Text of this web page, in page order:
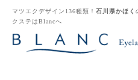
マツエクデザイン136種類！ 石川県かほく
クステはBlancへ